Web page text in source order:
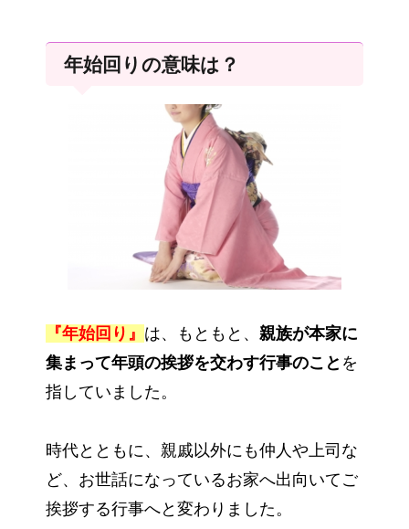
年始回りの意味は？
『年始回り』 は、もともと、 親族が本家に
集まって年頭の挨拶を交わす行事のこと を
指していました。
時代とともに、親戚以外にも仲人や上司な
ど、お世話になっているお家へ出向いてご
挨拶する行事へと変わりました。